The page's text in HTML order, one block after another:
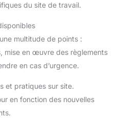
du site de travail.
multitude de points :
mise en œuvre des règlements
en cas d’urgence.
et pratiques sur site.
en fonction des nouvelles